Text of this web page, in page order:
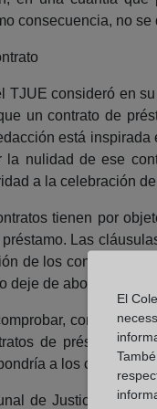
consecuencia, no
TJUE consideró en
un contrato de
está
nulidad de ese
a la celebración
tienen por
Las
de los contratos,
deje de abonarse una
con
de préstamo
a los
de Justicia ya ha
El